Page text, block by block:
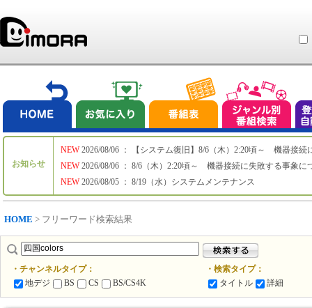
お知らせ
NEW
NEW
NEW
2026/08/06 ： 【システム復旧】8/6（木）2:20頃～ 機器接続
2026/08/06 ： 8/6（木）2:20頃～ 機器接続に失敗する事象に
2026/08/05 ： 8/19（水）システムメンテナンス
HOME > フリーワード検索結果
・チャンネルタイプ：
地デジ
BS CS BS/CS4K
・検索タイプ：
タイトル
詳細